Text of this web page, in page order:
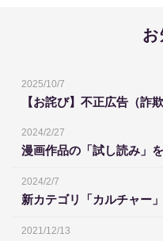
2025/10/7
【お詫び】不正広告（詐
2024/2/27
漫画作品の「試し読み」
2024/2/7
新カテゴリ「カルチャー
2021/12/13